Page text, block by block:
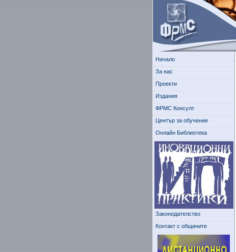
Начало
За нас
Проекти
Издания
ФРМС Консулт
Център за обучение
Онлайн Библиотека
Законодателство
Контакт с общините